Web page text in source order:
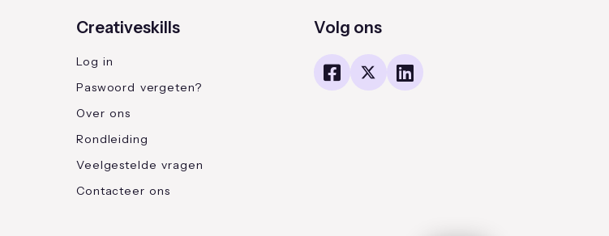
Creativeskills
Log in
Paswoord vergeten?
Over ons
Rondleiding
Veelgestelde vragen
Contacteer ons
Volg ons